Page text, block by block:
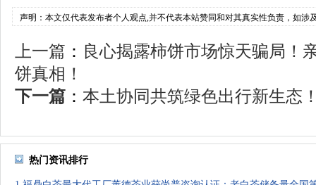
声明：本文仅代表发布者个人观点,并不代表本站赞同和对其真实性负责，如涉
上一篇 ： 良心揭露柿饼市场惊天骗局！
饼真相！
下一篇 ： 本土协同共筑绿色出行新生态
热门资讯排行